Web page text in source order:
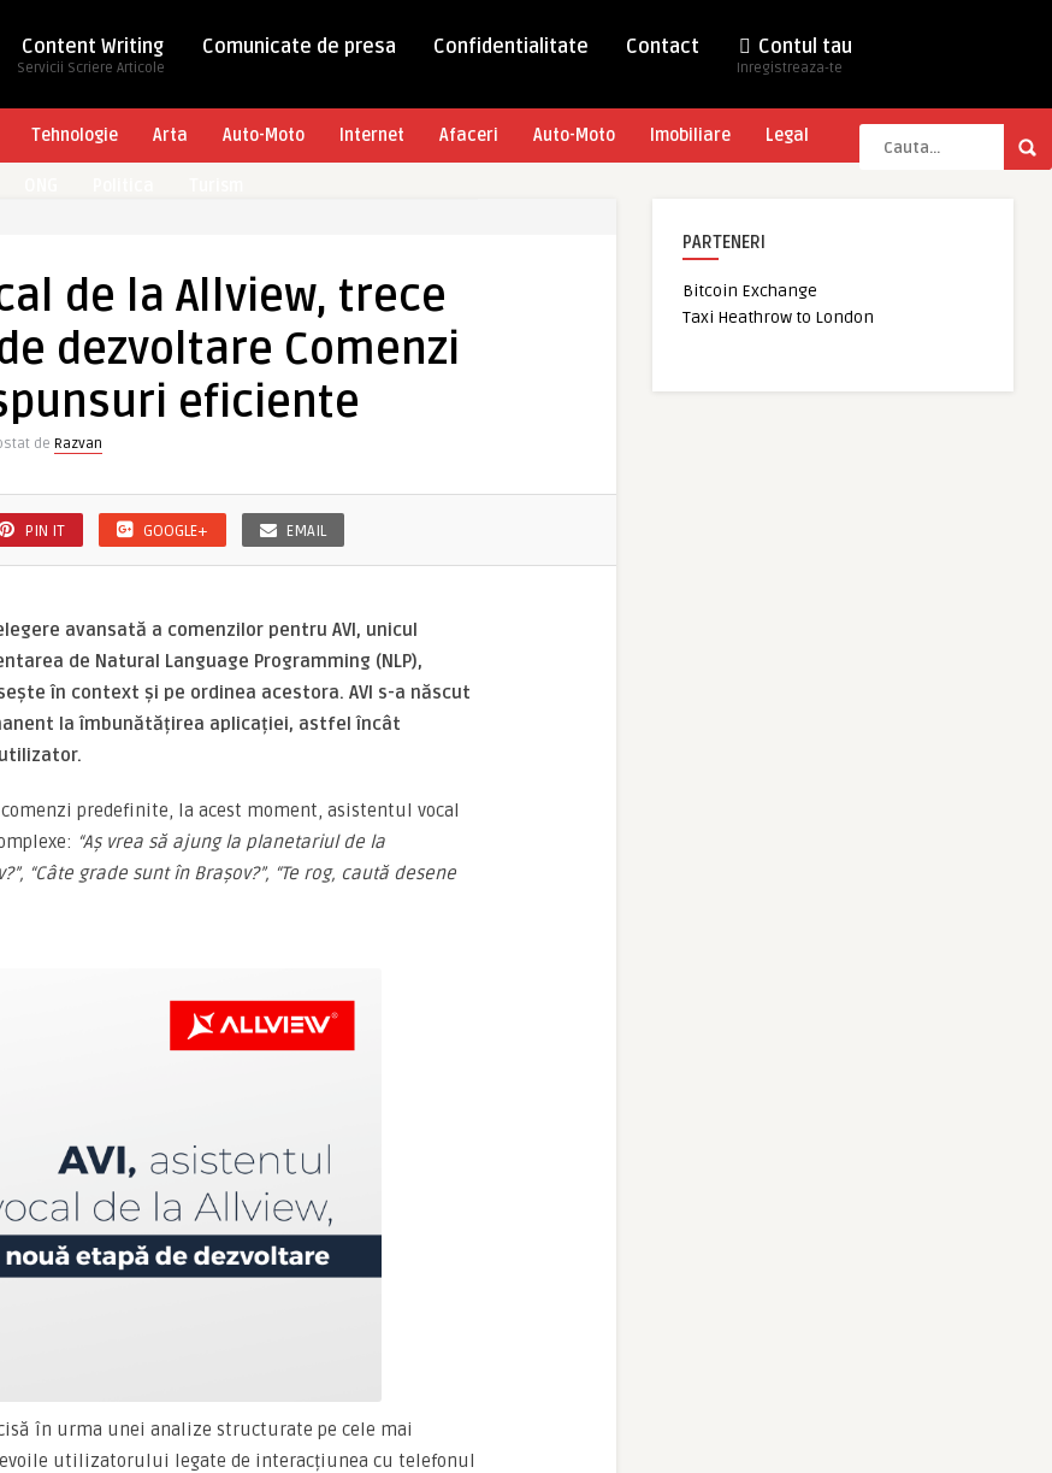
Content Writing
Servicii Scriere Articole
Comunicate de presa Confidentialitate Contact Contul tau
Inregistreaza-te
Tehnologie Arta Auto-Moto Internet Afaceri Auto-Moto Imobiliare Legal
de la Allview, trece
dezvoltare Comenzi
eficiente
de Razvan
PIN IT GOOGLE+ EMAIL
avansată a comenzilor pentru AVI, unicul
de Natural Language Programming (NLP),
în context și pe ordinea acestora. AVI s-a născut
la îmbunătățirea aplicației, astfel încât
predefinite, la acest moment, asistentul vocal
“Așvrea să ajung la planetariul de la
“Câte grade sunt în Brașov?”, “Te rog, caută desene
în urma unei analize structurate pe cele mai
utilizatorului legate de interacțiunea cu telefonul
PARTENERI
Bitcoin Exchange
Taxi Heathrow to London